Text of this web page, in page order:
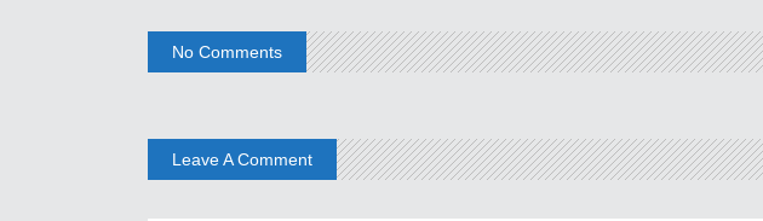
No Comments
Leave A Comment